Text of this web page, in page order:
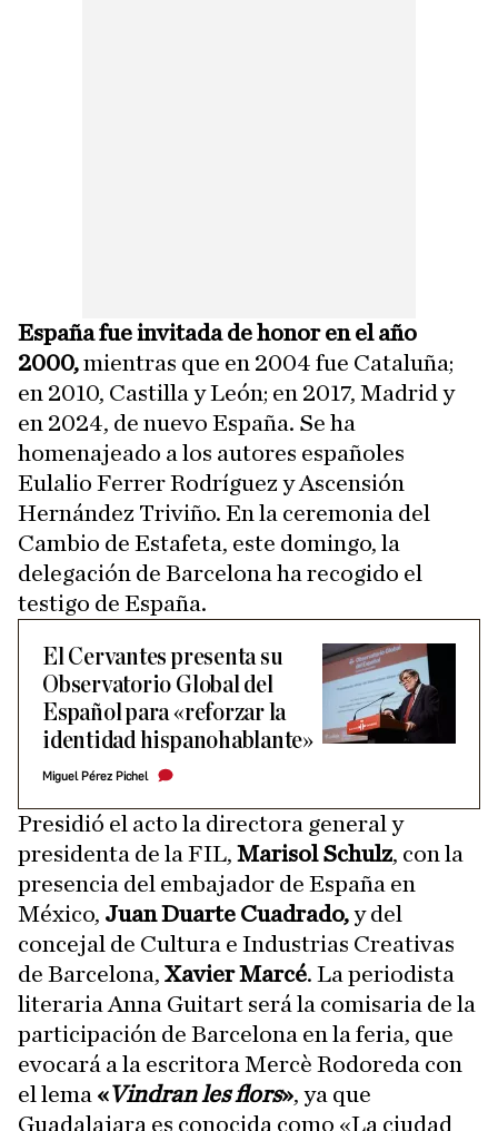
España fue invitada de honor en el año
2000,mientras que en 2004 fue Cataluña;
en 2010, Castilla y León; en 2017, Madrid y
en 2024, de nuevo España. Se ha
homenajeado a los autores españoles
Eulalio Ferrer Rodríguez y Ascensión
Hernández Triviño. En la ceremonia del
Cambio de Estafeta, este domingo, la
delegación de Barcelona ha recogido el
testigo de España.
El Cervantes presenta su
Observatorio Global del
Español para «reforzar la
identidad hispanohablante»
Miguel Pérez Pichel
Presidió el acto la directora general y
presidenta de la FIL, Marisol Schulz, con la
presencia del embajador de España en
México, Juan Duarte Cuadrado,y del
concejal de Cultura e Industrias Creativas
de Barcelona, Xavier Marcé. La periodista
literaria Anna Guitart será la comisaria de la
participación de Barcelona en la feria, que
evocará a la escritora Mercè Rodoreda con
el lema «Vindran les flors», ya que
Guadalajara es conocida como «La ciudad